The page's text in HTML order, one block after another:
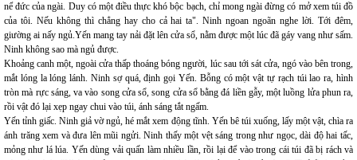
nể đức của ngài. Duy có một điều thực khó bộc bạch, chỉ mong ngài đừng có mở xem túi đồ
của tôi. Nếu không thì chẳng hay cho cả hai ta". Ninh ngoan ngoãn nghe lời. Tới đêm,
giường ai nấy ngủ.Yến mang tay nải đặt lên cửa sổ, nằm được một lúc đã gáy vang như sấm.
Ninh không sao mà ngủ được.
Khoảng canh một, ngoài cửa thấp thoáng bóng người, lúc sau tới sát cửa, ngó vào bên trong,
mắt lóng la lóng lánh. Ninh sợ quá, định gọi Yến. Bỗng có một vật tự rạch túi lao ra, hình
tròn mà rực sáng, va vào song cửa sổ, song cửa sổ bằng đá liền gẫy, một luồng lửa phun ra,
rồi vật đó lại xẹp ngay chui vào túi, ánh sáng tắt ngấm.
Yến tỉnh giấc. Ninh giả vờ ngủ, hé mắt xem động tĩnh. Yến bê túi xuống, lấy một vật, chìa ra
ánh trăng xem và đưa lên mũi ngửi. Ninh thấy một vệt sáng trong như ngọc, dài độ hai tấc,
mỏng như lá lúa. Yến dùng vải quấn làm nhiều lần, rồi lại để vào trong cái túi đã bị rách và